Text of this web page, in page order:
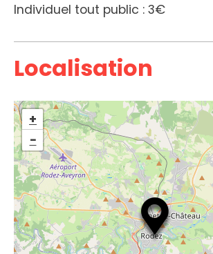
Individuel tout public : 3€
Localisation
+
−